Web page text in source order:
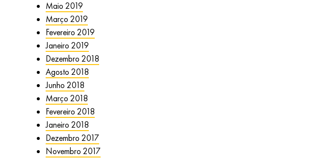
Maio 2019
Março 2019
Fevereiro 2019
Janeiro 2019
Dezembro 2018
Agosto 2018
Junho 2018
Março 2018
Fevereiro 2018
Janeiro 2018
Dezembro 2017
Novembro 2017